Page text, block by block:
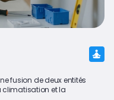
fusion de deux entités
climatisation et la